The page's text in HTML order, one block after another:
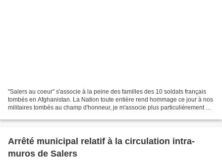
"Salers au coeur" s'associe à la peine des familles des 10 soldats français
tombés en Afghanistan. La Nation toute entière rend hommage ce jour à nos
militaires tombés au champ d'honneur, je m'associe plus particulièrement à
Arrêté municipal relatif à la circulation intra-
muros de Salers